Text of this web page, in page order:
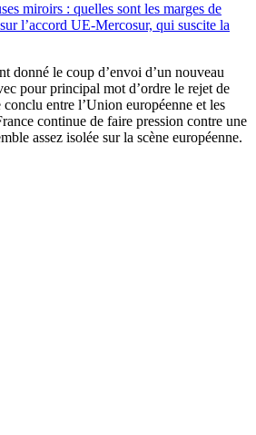
miroirs : quelles sont les marges de
l’accord UE-Mercosur, qui suscite la
donné le coup d’envoi d’un nouveau
pour principal mot d’ordre le rejet de
entre l’Union européenne et les
continue de faire pression contre une
assez isolée sur la scène européenne.